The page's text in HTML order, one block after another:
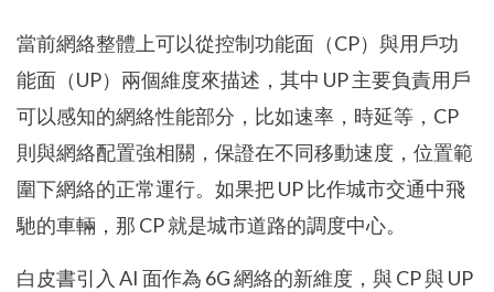
當前網絡整體上可以從控制功能面（CP）與用戶功
能面（UP）兩個維度來描述，其中 UP 主要負責用戶
可以感知的網絡性能部分，比如速率，時延等，CP
則與網絡配置強相關，保證在不同移動速度，位置範
圍下網絡的正常運行。如果把 UP 比作城市交通中飛
馳的車輛，那 CP 就是城市道路的調度中心。
白皮書引入 AI 面作為 6G 網絡的新維度，與 CP 與 UP